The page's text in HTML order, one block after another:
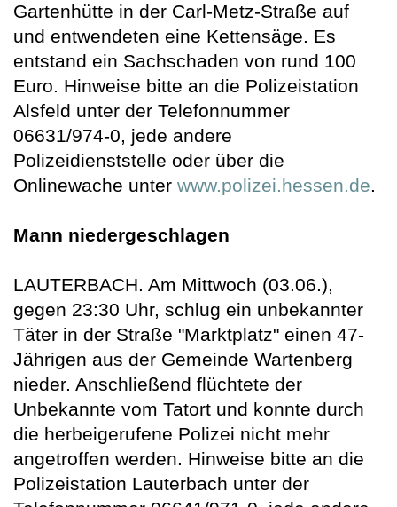
Gartenhütte in der Carl-Metz-Straße auf
und entwendeten eine Kettensäge. Es
entstand ein Sachschaden von rund 100
Euro. Hinweise bitte an die Polizeistation
Alsfeld unter der Telefonnummer
06631/974-0, jede andere
Polizeidienststelle oder über die
Onlinewache unter www.polizei.hessen.de.
Mann niedergeschlagen
LAUTERBACH. Am Mittwoch (03.06.),
gegen 23:30 Uhr, schlug ein unbekannter
Täter in der Straße "Marktplatz" einen 47-
Jährigen aus der Gemeinde Wartenberg
nieder. Anschließend flüchtete der
Unbekannte vom Tatort und konnte durch
die herbeigerufene Polizei nicht mehr
angetroffen werden. Hinweise bitte an die
Polizeistation Lauterbach unter der